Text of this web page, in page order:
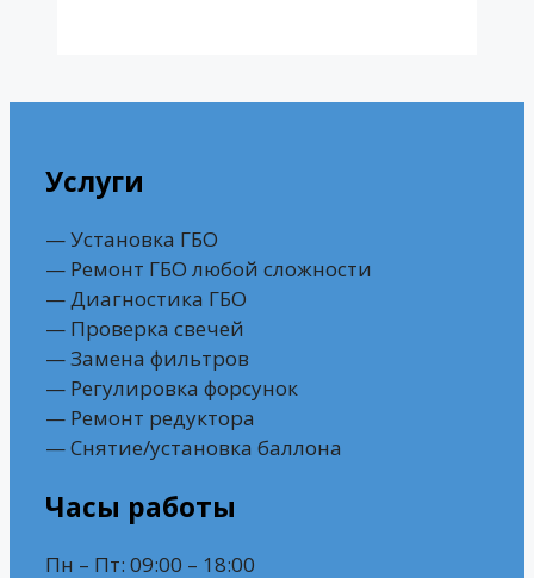
Услуги
— Установка ГБО
— Ремонт ГБО любой сложности
— Диагностика ГБО
— Проверка свечей
— Замена фильтров
— Регулировка форсунок
— Ремонт редуктора
— Снятие/установка баллона
Часы работы
Пн – Пт: 09:00 – 18:00